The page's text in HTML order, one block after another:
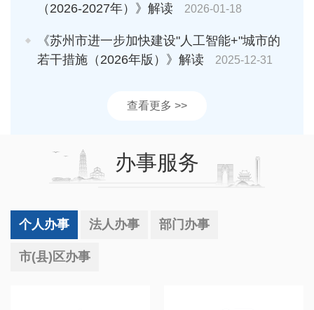
（2026-2027年）》解读
2026-01-18
《苏州市进一步加快建设"人工智能+"城市的
若干措施（2026年版）》解读
2025-12-31
查看更多 >>
办事服务
个人办事 法人办事 部门办事
市(县)区办事